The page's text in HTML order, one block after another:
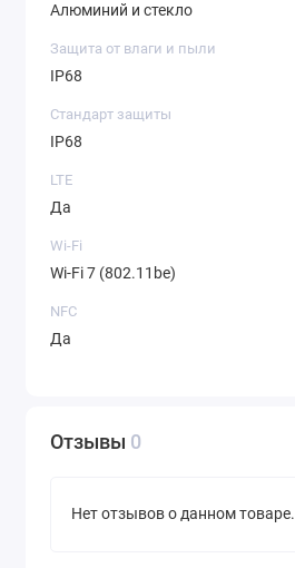
Алюминий и стекло
Защита от влаги и пыли
IP68
Стандарт защиты
IP68
LTE
Да
Wi-Fi
Wi-Fi 7 (802.11be)
NFC
Да
Отзывы 0
Нет отзывов о данном товаре.